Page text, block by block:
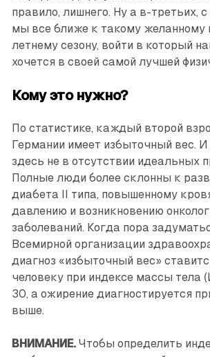
правило, лишнего. Ну а в-третьих,
мы все ближе к такому желанному
летнему сезону, войти в который
хочется в своей самой лучшей
Кому это нужно?
По статистике, каждый второй
Германии имеет избыточный вес.
здесь не в отсутствии идеальных
Полные люди более склонны к
диабета II типа, повышенному
давлению и возникновению
заболеваний. Когда пора
Всемирной организации
диагноз «избыточный вес»
человеку при индексе массы тела
30, а ожирение диагностируется
выше.
ВНИМАНИЕ.Чтобы определить